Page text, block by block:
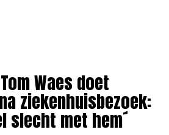
Waes doet
ziekenhuisbezoek:
slecht met hem´